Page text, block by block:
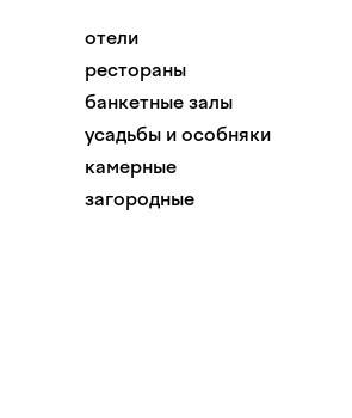
отели
рестораны
банкетные залы
усадьбы и особняки
камерные
загородные